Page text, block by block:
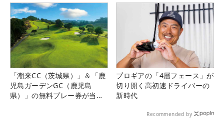
「潮来CC（茨城県）」＆「鹿
児島ガーデンGC（鹿児島
県）」の無料プレー券が当た
プロギアの「4層フェース」が
切り開く高初速ドライバーの
新時代
Recommended by